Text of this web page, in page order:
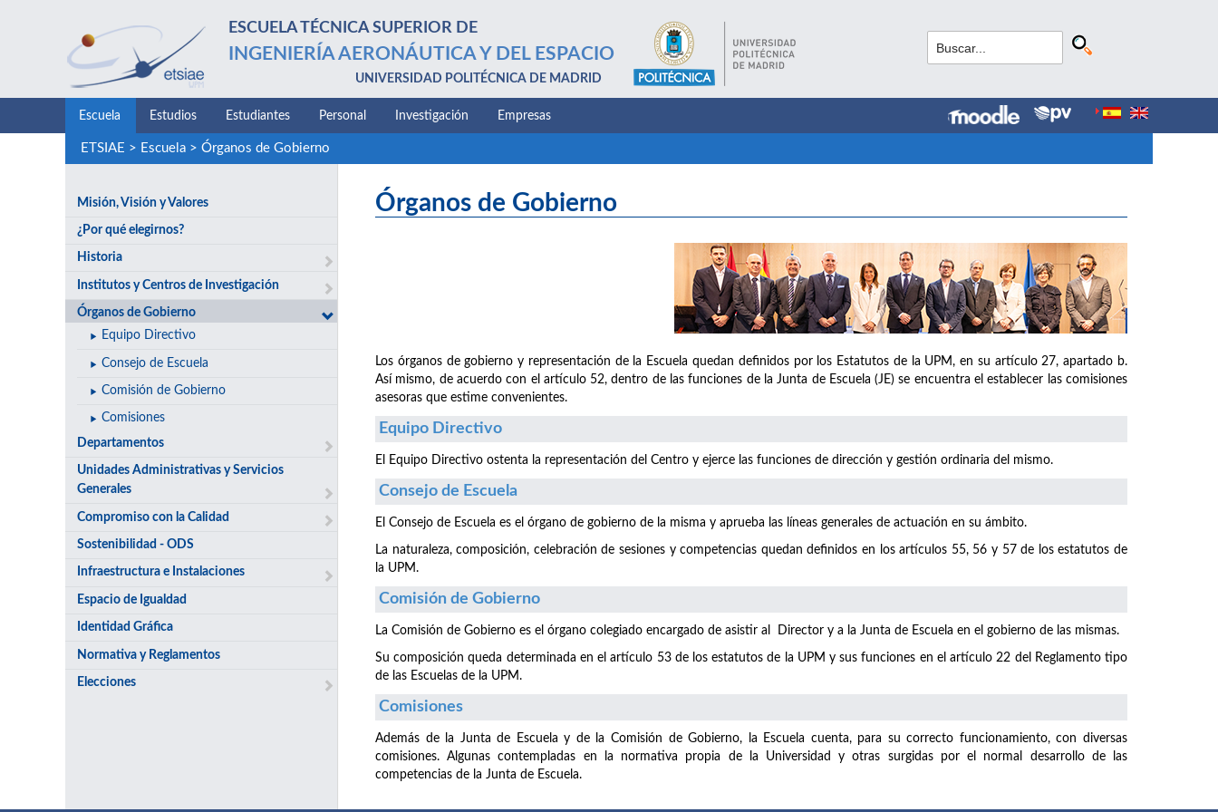
ESCUELA TÉCNICA SUPERIOR DE
INGENIERÍA AERONÁUTICA Y DEL ESPACIO
UNIVERSIDAD POLITÉCNICA DE MADRID
Escuela Estudios Estudiantes Personal Investigación Empresas
ETSIAE > Escuela> Órganos de Gobierno
Misión, Visión y Valores
¿Por qué elegirnos?
Historia
Institutos y Centros de Investigación
Órganos de Gobierno
Equipo Directivo
Consejo de Escuela
Comisión de Gobierno
Comisiones
Departamentos
Unidades Administrativas y Servicios
Generales
Compromiso con la Calidad
Sostenibilidad - ODS
Infraestructura e Instalaciones
Espacio de Igualdad
Identidad Gráfica
Normativa y Reglamentos
Elecciones
Órganos de Gobierno
Los órganos de gobierno y representación de la Escuela quedan definidos por los Estatutos de la UPM, en su artículo 27, apartado b.
Así mismo, de acuerdo con el artículo 52, dentro de las funciones de la Junta de Escuela (JE) se encuentra el establecer las comisiones
asesoras que estime convenientes.
Equipo Directivo
El Equipo Directivo ostenta la representación del Centro y ejerce las funciones de dirección y gestión ordinaria del mismo.
Consejo de Escuela
El Consejo de Escuela es el órgano de gobierno de la misma y aprueba las líneas generales de actuación en su ámbito.
La naturaleza, composición, celebración de sesiones y competencias quedan definidos en los artículos 55, 56 y 57 de los estatutos de
la UPM.
Comisión de Gobierno
La Comisión de Gobierno es el órgano colegiado encargado de asistir al Director y a la Junta de Escuela en el gobierno de las mismas.
Su composición queda determinada en el artículo 53 de los estatutos de la UPM y sus funciones en el artículo 22 del Reglamento tipo
de las Escuelas de la UPM.
Comisiones
Además de la Junta de Escuela y de la Comisión de Gobierno, la Escuela cuenta, para su correcto funcionamiento, con diversas
comisiones. Algunas contempladas en la normativa propia de la Universidad y otras surgidas por el normal desarrollo de las
competencias de la Junta de Escuela.